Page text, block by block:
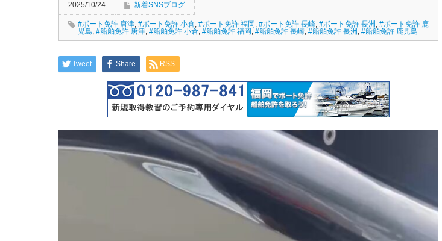
2025/10/24 新着SNSブログ
#ボート免許 唐津, #ボート免許 小倉, #ボート免許 福岡 , #ボート免許 長崎, #ボート免許 長洲 , #ボート免許 鹿
児島, #船舶免許 唐津, #船舶免許 小倉, #船舶免許 福岡 , #船舶免許 長崎, #船舶免許 長洲 , #船舶免許 鹿児島
Tweet Share RSS